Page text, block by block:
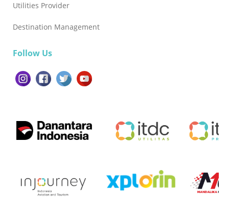
Utilities Provider
Destination Management
Follow Us